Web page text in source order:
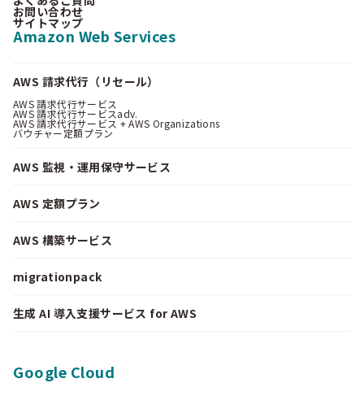
お問い合わせ
サイトマップ
Amazon Web Services
AWS 請求代行（リセール）
AWS 請求代行サービス
AWS 請求代行サービスadv.
AWS 請求代行サービス + AWS Organizations
バウチャー定額プラン
AWS 監視・運用保守サービス
AWS 定額プラン
AWS 構築サービス
migrationpack
生成 AI 導入支援サービス for AWS
Google Cloud